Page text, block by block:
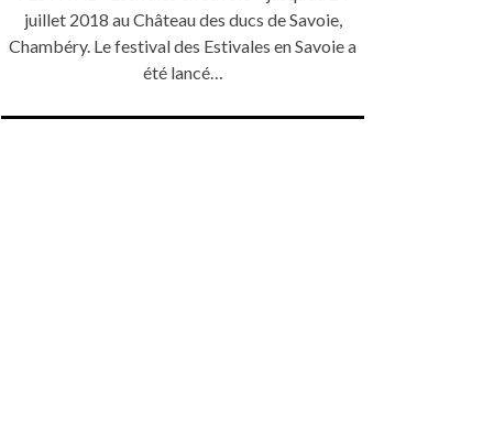
juillet 2018 au Château des ducs de Savoie,
Chambéry. Le festival des Estivales en Savoie a
été lancé…